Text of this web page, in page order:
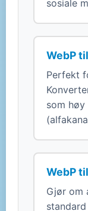
sosiale
WebP
Perfekt
som
WebP
Gjør om